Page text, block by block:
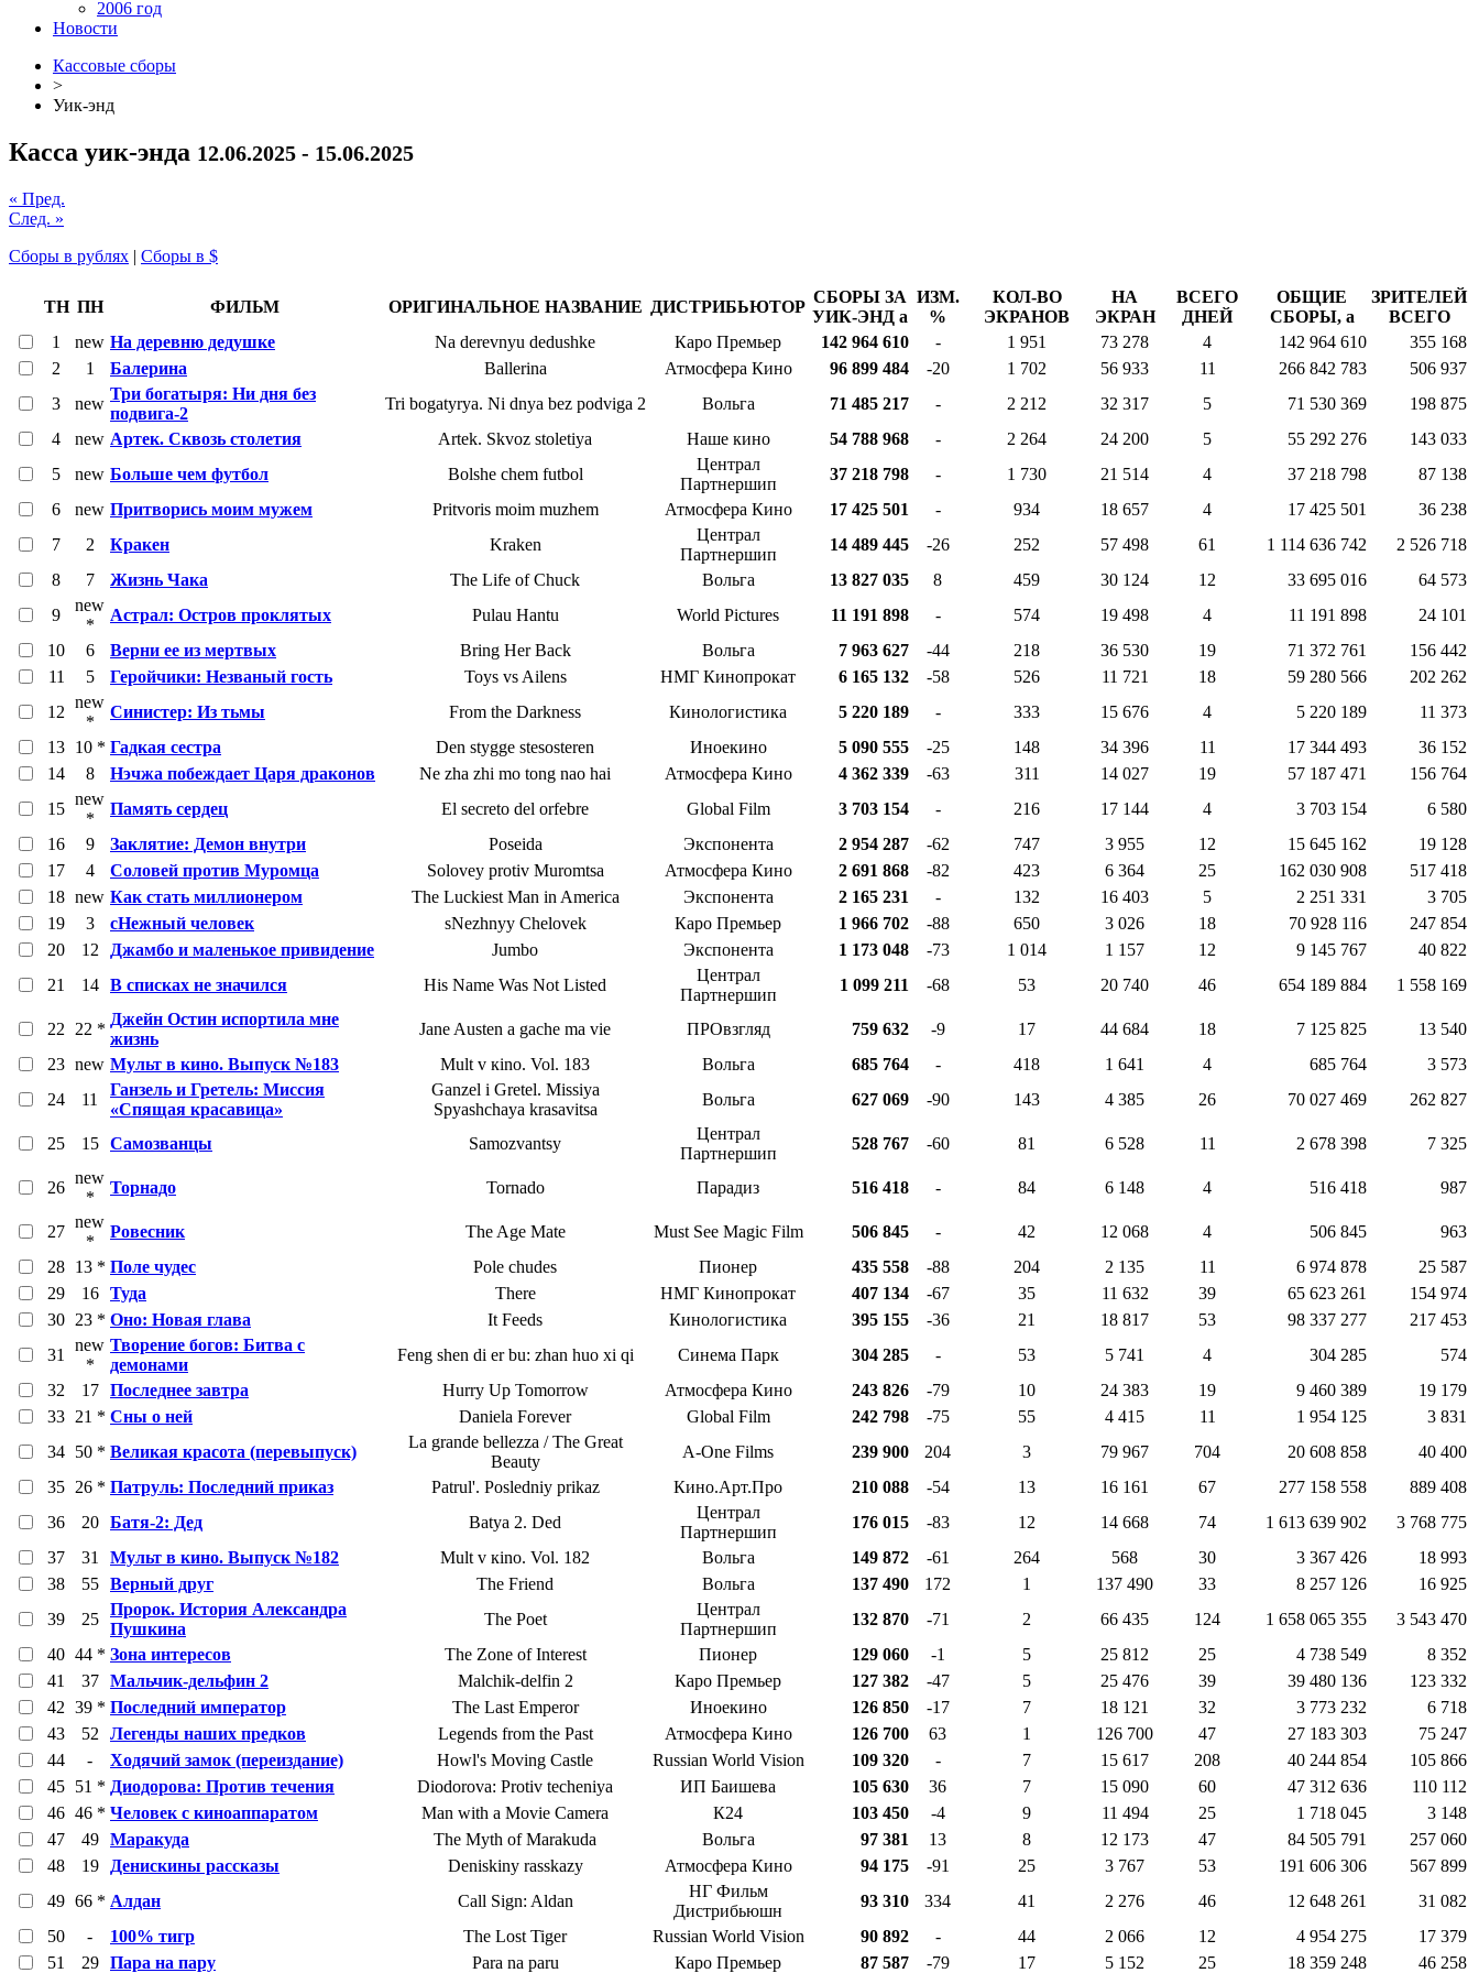
2006 год
Новости
Кассовые сборы
>
Уик-энд
Касса уик-энда 12.06.2025 - 15.06.2025
« Пред.
След. »
Сборы в рублях | Сборы в $
ТН ПН ФИЛЬМ ОРИГИНАЛЬНОЕ НАЗВАНИЕ ДИСТРИБЬЮТОР
СБОРЫ ЗА
УИК-ЭНД a
ИЗМ.
%
КОЛ-ВО
ЭКРАНОВ
НА
ЭКРАН
ВСЕГО
ДНЕЙ
ОБЩИЕ
СБОРЫ, a
ЗРИТЕЛЕЙ
ВСЕГО
1
new На деревню дедушке Na derevnyu dedushke Каро Премьер 142 964 610 - 1 951 73 278 4 142 964 610
355 168
2
1 Балерина Ballerina Атмосфера Кино 96 899 484 -20 1 702 56 933 11 266 842 783
506 937
3
new
Три богатыря: Ни дня без
подвига-2
Tri bogatyrya. Ni dnya bez podviga 2 Вольга 71 485 217 - 2 212 32 317 5 71 530 369
198 875
4
new Артек. Сквозь столетия Artek. Skvoz stoletiya Наше кино 54 788 968 - 2 264 24 200 5 55 292 276
143 033
5
new Больше чем футбол Bolshe chem futbol
Централ
Партнершип
37 218 798 - 1 730 21 514 4 37 218 798
87 138
6
new Притворись моим мужем Pritvoris moim muzhem Атмосфера Кино 17 425 501 - 934 18 657 4 17 425 501
36 238
7
2 Кракен Kraken
Централ
Партнершип
14 489 445 -26 252 57 498 61 1 114 636 742
2 526 718
8
7 Жизнь Чака The Life of Chuck Вольга 13 827 035 8 459 30 124 12 33 695 016
64 573
9
new
*
Астрал: Остров проклятых Pulau Hantu World Pictures 11 191 898 - 574 19 498 4 11 191 898
24 101
10
6 Верни ее из мертвых Bring Her Back Вольга 7 963 627 -44 218 36 530 19 71 372 761
156 442
11
5 Геройчики: Незваный гость Toys vs Ailens НМГ Кинопрокат 6 165 132 -58 526 11 721 18 59 280 566
202 262
12
new
*
Синистер: Из тьмы From the Darkness Кинологистика 5 220 189 - 333 15 676 4 5 220 189
11 373
13 10 * Гадкая сестра Den stygge stesosteren Иноекино 5 090 555 -25 148 34 396 11 17 344 493
36 152
14
8 Нэчжа побеждает Царя драконов Ne zha zhi mo tong nao hai Атмосфера Кино 4 362 339 -63 311 14 027 19 57 187 471
156 764
15
new
*
Память сердец El secreto del orfebre Global Film 3 703 154 - 216 17 144 4 3 703 154
6 580
16
9 Заклятие: Демон внутри Poseida Экспонента 2 954 287 -62 747 3 955 12 15 645 162
19 128
17
4 Соловей против Муромца Solovey protiv Muromtsa Атмосфера Кино 2 691 868 -82 423 6 364 25 162 030 908
517 418
18 new Как стать миллионером The Luckiest Man in America Экспонента 2 165 231 - 132 16 403 5 2 251 331
3 705
19
3 сНежный человек sNezhnyy Chelovek Каро Премьер 1 966 702 -88 650 3 026 18 70 928 116
247 854
20
12 Джамбо и маленькое привидение Jumbo Экспонента 1 173 048 -73 1 014 1 157 12 9 145 767
40 822
21
14 В списках не значился His Name Was Not Listed
Централ
Партнершип
1 099 211 -68 53 20 740 46 654 189 884 1 558 169
22 22 *
Джейн Остин испортила мне
жизнь
Jane Austen a gache ma vie ПРОвзгляд 759 632 -9 17 44 684 18 7 125 825
13 540
23 new Мульт в кино. Выпуск №183 Mult v кino. Vol. 183 Вольга 685 764 - 418 1 641 4 685 764
3 573
24
11
Ганзель и Гретель: Миссия
«Спящая красавица»
Ganzel i Gretel. Missiya
Spyashchaya krasavitsa
Вольга 627 069 -90 143 4 385 26 70 027 469 262 827
25 15 Самозванцы Samozvantsy
Централ
Партнершип
528 767 -60 81 6 528 11 2 678 398 7 325
26
new
*
Торнадо Tornado Парадиз 516 418 - 84 6 148 4 516 418 987
27
new
*
Ровесник The Age Mate Must See Magic Film 506 845 - 42 12 068 4 506 845
963
28 13 * Поле чудес Pole chudes Пионер 435 558 -88 204 2 135 11 6 974 878
25 587
29
16 Туда There НМГ Кинопрокат 407 134 -67 35 11 632 39 65 623 261
154 974
30 23 * Оно: Новая глава It Feeds Кинологистика 395 155 -36 21 18 817 53 98 337 277
217 453
31
new
*
Творение богов: Битва с
демонами
Feng shen di er bu: zhan huo xi qi Синема Парк 304 285 - 53 5 741 4 304 285
574
32
17 Последнее завтра Hurry Up Tomorrow Атмосфера Кино 243 826 -79 10 24 383 19 9 460 389
19 179
33 21 * Сны о ней Daniela Forever Global Film 242 798 -75 55 4 415 11 1 954 125
3 831
34 50 * Великая красота (перевыпуск)
La grande bellezza / The Great
Beauty
A-One Films 239 900 204 3 79 967 704 20 608 858
40 400
35 26 * Патруль: Последний приказ Patrul'. Posledniy prikaz Кино.Арт.Про 210 088 -54 13 16 161 67 277 158 558
889 408
36
20 Батя-2: Дед Batya 2. Ded
Централ
Партнершип
176 015 -83 12 14 668 74 1 613 639 902
3 768 775
37
31 Мульт в кино. Выпуск №182 Mult v кino. Vol. 182 Вольга 149 872 -61 264 568 30 3 367 426
18 993
38
55 Верный друг The Friend Вольга 137 490 172 1 137 490 33 8 257 126
16 925
39
25
Пророк. История Александра
Пушкина
The Poet
Централ
Партнершип
132 870 -71 2 66 435 124 1 658 065 355
3 543 470
40 44 * Зона интересов The Zone of Interest Пионер 129 060 -1 5 25 812 25 4 738 549
8 352
41
37 Мальчик-дельфин 2 Malchik-delfin 2 Каро Премьер 127 382 -47 5 25 476 39 39 480 136
123 332
42 39 * Последний император The Last Emperor Иноекино 126 850 -17 7 18 121 32 3 773 232
6 718
43
52 Легенды наших предков Legends from the Past Атмосфера Кино 126 700 63 1 126 700 47 27 183 303
75 247
44
- Ходячий замок (переиздание) Howl's Moving Castle Russian World Vision 109 320 - 7 15 617 208 40 244 854
105 866
45 51 * Диодорова: Против течения Diodorova: Protiv techeniya ИП Баишева 105 630 36 7 15 090 60 47 312 636
110 112
46 46 * Человек с киноаппаратом Man with a Movie Camera К24 103 450 -4 9 11 494 25 1 718 045
3 148
47
49 Маракуда The Myth of Marakuda Вольга 97 381 13 8 12 173 47 84 505 791
257 060
48
19 Денискины рассказы Deniskiny rasskazy Атмосфера Кино 94 175 -91 25 3 767 53 191 606 306
567 899
49 66 * Алдан Call Sign: Aldan
НГ Фильм
Дистрибьюшн
93 310 334 41 2 276 46 12 648 261
31 082
50
- 100% тигр The Lost Tiger Russian World Vision 90 892 - 44 2 066 12 4 954 275
17 379
51
29 Пара на пару Para na paru Каро Премьер 87 587 -79 17 5 152 25 18 359 248 46 258